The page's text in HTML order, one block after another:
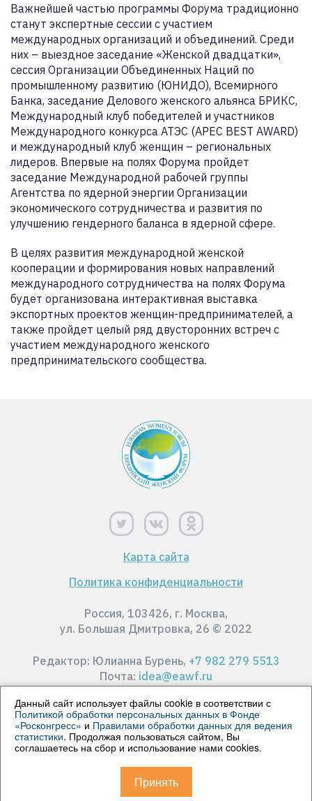
Важнейшей частью программы Форума традиционно
станут экспертные сессии с участием
международных организаций и объединений. Среди
них – выездное заседание «Женской двадцатки»,
сессия Организации Объединенных Наций по
промышленному развитию (ЮНИДО), Всемирного
Банка, заседание Делового женского альянса БРИКС,
Международный клуб победителей и участников
Международного конкурса АТЭС (APEC BEST AWARD)
и международный клуб женщин – региональных
лидеров. Впервые на полях Форума пройдет
заседание Международной рабочей группы
Агентства по ядерной энергии Организации
экономического сотрудничества и развития по
улучшению гендерного баланса в ядерной сфере.
В целях развития международной женской
кооперации и формирования новых направлений
международного сотрудничества на полях Форума
будет организована интерактивная выставка
экспортных проектов женщин-предпринимателей, а
также пройдет целый ряд двусторонних встреч с
участием международного женского
предпринимательского сообщества.
Карта сайта
Политика конфиденциальности
Россия, 103426, г. Москва,
ул. Большая Дмитровка, 26 © 2022
Редактор: Юлианна Бурень, +7 982 279 5513
Почта: idea@eawf.ru
© 2022 АНО "Редакция Телеканала Совета
Федерации". Все права защищены. Все материалы
сайта доступны по лицензии
Данный сайт использует файлы cookie в соответствии с
Политикой обработки персональных данных в Фонде
«Росконгресс» и Правилами обработки данных для ведения
статистики. Продолжая пользоваться сайтом, Вы
соглашаетесь на сбор и использование нами cookies.
Принять